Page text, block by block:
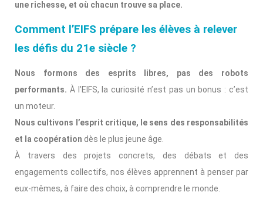
une richesse, et où chacun trouve sa place.
Comment l’EIFS prépare les élèves à relever
les défis du 21e siècle ?
Nous formons des esprits libres, pas des robots
performants. À l’EIFS, la curiosité n’est pas un bonus : c’est
un moteur.
Nous cultivons l’esprit critique, le sens des responsabilités
et la coopération dès le plus jeune âge.
À travers des projets concrets, des débats et des
engagements collectifs, nos élèves apprennent à penser par
eux-mêmes, à faire des choix, à comprendre le monde.